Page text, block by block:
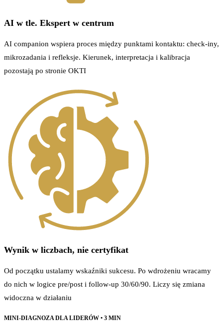
AI w tle. Ekspert w centrum
AI companion wspiera proces między punktami kontaktu: check-iny,
mikrozadania i refleksje. Kierunek, interpretacja i kalibracja
pozostają po stronie OKTI
Wynik w liczbach, nie certyfikat
Od początku ustalamy wskaźniki sukcesu. Po wdrożeniu wracamy
do nich w logice pre/post i follow-up 30/60/90. Liczy się zmiana
widoczna w działaniu
MINI-DIAGNOZA DLA LIDERÓW • 3 MIN